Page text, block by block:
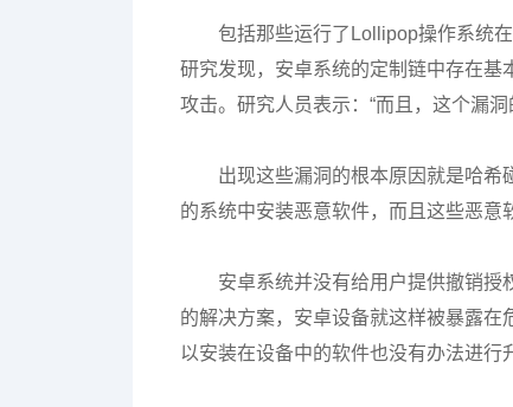
包括那些运行了Lollipop操作系统
研究发现，安卓系统的定制链中存在基
攻击。研究人员表示：“而且，这个漏
出现这些漏洞的根本原因就是哈
的系统中安装恶意软件，而且这些恶意
安卓系统并没有给用户提供撤销
的解决方案，安卓设备就这样被暴露
以安装在设备中的软件也没有办法进行